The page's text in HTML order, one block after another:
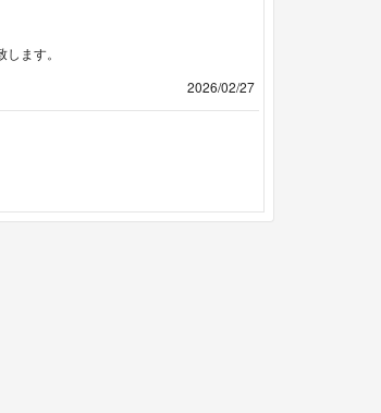
ます。
2026/02/27